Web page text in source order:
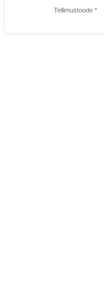
Tellimustoode *